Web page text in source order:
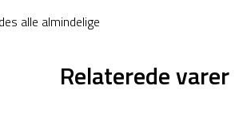
alle almindelige
Relaterede varer